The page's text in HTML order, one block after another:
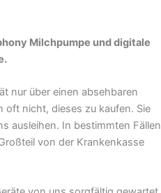
Milchpumpe und digitale
nur über einen absehbaren
oft nicht, dieses zu kaufen. Sie
ausleihen. In bestimmten Fällen
von der Krankenkasse